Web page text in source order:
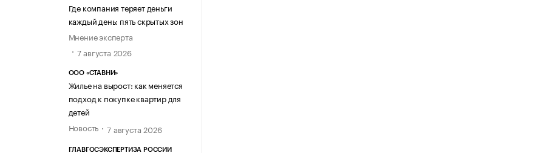
Где компания теряет деньги
каждый день: пять скрытых зон
Мнение эксперта
7 августа 2026
ООО «СТАВНИ»
Жилье на вырост: как меняется
подход к покупке квартир для
детей
Новость
7 августа 2026
ГЛАВГОСЭКСПЕРТИЗА РОССИИ